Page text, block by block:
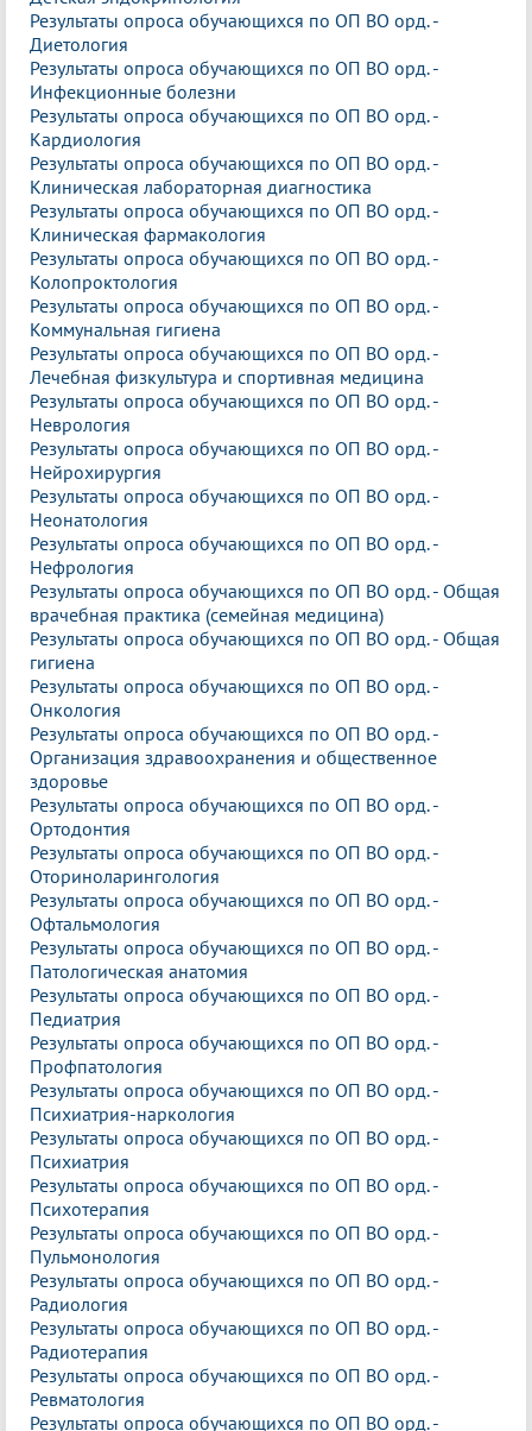
Результаты опроса обучающихся по ОП ВО орд. -
Диетология
Результаты опроса обучающихся по ОП ВО орд. -
Инфекционные болезни
Результаты опроса обучающихся по ОП ВО орд. -
Кардиология
Результаты опроса обучающихся по ОП ВО орд. -
Клиническая лабораторная диагностика
Результаты опроса обучающихся по ОП ВО орд. -
Клиническая фармакология
Результаты опроса обучающихся по ОП ВО орд. -
Колопроктология
Результаты опроса обучающихся по ОП ВО орд. -
Коммунальная гигиена
Результаты опроса обучающихся по ОП ВО орд. -
Лечебная физкультура и спортивная медицина
Результаты опроса обучающихся по ОП ВО орд. -
Неврология
Результаты опроса обучающихся по ОП ВО орд. -
Нейрохирургия
Результаты опроса обучающихся по ОП ВО орд. -
Неонатология
Результаты опроса обучающихся по ОП ВО орд. -
Нефрология
Результаты опроса обучающихся по ОП ВО орд. - Общая
врачебная практика (семейная медицина)
Результаты опроса обучающихся по ОП ВО орд. - Общая
гигиена
Результаты опроса обучающихся по ОП ВО орд. -
Онкология
Результаты опроса обучающихся по ОП ВО орд. -
Организация здравоохранения и общественное
здоровье
Результаты опроса обучающихся по ОП ВО орд. -
Ортодонтия
Результаты опроса обучающихся по ОП ВО орд. -
Оториноларингология
Результаты опроса обучающихся по ОП ВО орд. -
Офтальмология
Результаты опроса обучающихся по ОП ВО орд. -
Патологическая анатомия
Результаты опроса обучающихся по ОП ВО орд. -
Педиатрия
Результаты опроса обучающихся по ОП ВО орд. -
Профпатология
Результаты опроса обучающихся по ОП ВО орд. -
Психиатрия-наркология
Результаты опроса обучающихся по ОП ВО орд. -
Психиатрия
Результаты опроса обучающихся по ОП ВО орд. -
Психотерапия
Результаты опроса обучающихся по ОП ВО орд. -
Пульмонология
Результаты опроса обучающихся по ОП ВО орд. -
Радиология
Результаты опроса обучающихся по ОП ВО орд. -
Радиотерапия
Результаты опроса обучающихся по ОП ВО орд. -
Ревматология
Результаты опроса обучающихся по ОП ВО орд. -